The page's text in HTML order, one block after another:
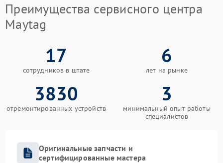
Преимущества сервисного центра
Maytag
17
сотрудников в штате
6
лет на рынке
3830
отремонтированных устройств
3
минимальный опыт работы
специалистов
Оригинальные запчасти и
сертифицированные мастера